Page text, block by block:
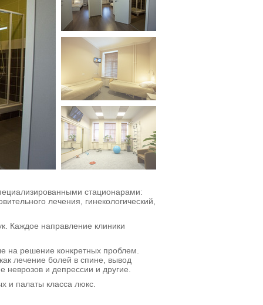
стационарами:
лечения, гинекологический,
Каждое направление клиники
на решение конкретных проблем.
лечение болей в спине, вывод
неврозов и депрессии и другие.
и палаты класса люкс.